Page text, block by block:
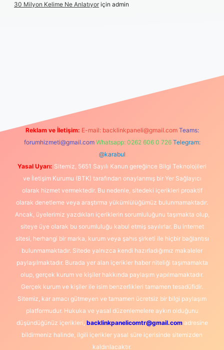
30 Milyon Kelime Ne Anlatıyoriçin admin
Reklam ve İletişim: E-mail: backlinkpaneli@gmail.com Teams:
forumhizmeti@gmail.com Whatsapp: 0262 606 0 726 Telegram:
@karabul
Yasal Uyarı: Sitemiz, 5651 Sayılı Kanun gereğince Bilgi Teknolojileri
ve İletişim Kurumu (BTK) tarafından onaylanmış bir Yer Sağlayıcı
olarak hizmet vermektedir. Bu nedenle, sitedeki içerikleri proaktif
olarak denetleme veya araştırma yükümlülüğümüz bulunmamaktadır.
Ancak, üyelerimiz yazdıkları içeriklerin sorumluluğunu taşımakta olup,
siteye üye olarak bu sorumluluğu kabul etmiş sayılırlar. Bu internet
sitesi, herhangi bir marka, kurum veya şahıs şirketi ile hiçbir bağlantısı
bulunmamaktadır. Sitede yalnızca kendi hazırladığımız makaleler
paylaşılmaktadır. Burada yer alan içerikler haber niteliği taşımamakta
olup, gerçek kurum ve kişiler hakkında paylaşım yapılmamaktadır.
Gerçek kurum ve kişiler ile isim benzerlikleri tamamen tesadüfidir.
Sitemiz, kar amacı gütmeyen ve tamamen ücretsiz bir bilgi paylaşım
platformudur. Hukuka ve yasal düzenlemelere aykırı olduğunu
düşündüğünüz içerikleri, backlinkpanelicomtr@gmail.comadresine
bildirmeniz halinde, ilgili içerikler yasal süre içerisinde sitemizden
kaldırılacaktır.